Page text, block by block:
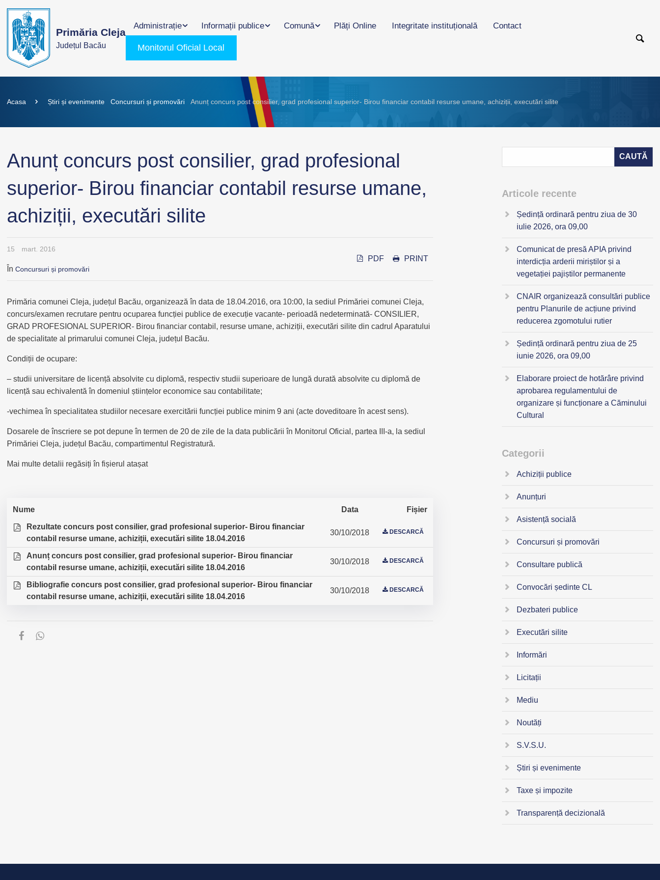
Primăria Cleja
Județul Bacău
Administrație Informații publice Comună Plăți Online Integritate instituțională Contact
Monitorul Oficial Local
Acasa Știri și evenimente Concursuri și promovări Anunț concurs post consilier, grad profesional superior- Birou financiar contabil resurse umane, achiziții, executări silite
Anunț concurs post consilier, grad profesional
superior- Birou financiar contabil resurse umane,
achiziții, executări silite
15 mart. 2016
În Concursuri și promovări
PDF PRINT
Primăria comunei Cleja, județul Bacău, organizează în data de 18.04.2016, ora 10:00, la sediul Primăriei comunei Cleja,
concurs/examen recrutare pentru ocuparea funcției publice de execuție vacante- perioadă nedeterminată- CONSILIER,
GRAD PROFESIONAL SUPERIOR- Birou financiar contabil, resurse umane, achiziții, executări silite din cadrul Aparatului
de specialitate al primarului comunei Cleja, județul Bacău.
Condiții de ocupare:
– studii universitare de licență absolvite cu diplomă, respectiv studii superioare de lungă durată absolvite cu diplomă de
licență sau echivalentă în domeniul științelor economice sau contabilitate;
-vechimea în specialitatea studiilor necesare exercitării funcției publice minim 9 ani (acte doveditoare în acest sens).
Dosarele de înscriere se pot depune în termen de 20 de zile de la data publicării în Monitorul Oficial, partea III-a, la sediul
Primăriei Cleja, județul Bacău, compartimentul Registratură.
Mai multe detalii regăsiți în fișierul atașat
Nume Data Fișier
Rezultate concurs post consilier, grad profesional superior- Birou financiar
contabil resurse umane, achiziții, executări silite 18.04.2016
30/10/2018 DESCARCĂ
Anunț concurs post consilier, grad profesional superior- Birou financiar
contabil resurse umane, achiziții, executări silite 18.04.2016
30/10/2018 DESCARCĂ
Bibliografie concurs post consilier, grad profesional superior- Birou financiar
contabil resurse umane, achiziții, executări silite 18.04.2016
30/10/2018 DESCARCĂ
Articole recente
Ședință ordinară pentru ziua de 30
iulie 2026, ora 09,00
Comunicat de presă APIA privind
interdicția arderii miriștilor și a
vegetației pajiștilor permanente
CNAIR organizează consultări publice
pentru Planurile de acțiune privind
reducerea zgomotului rutier
Ședință ordinară pentru ziua de 25
iunie 2026, ora 09,00
Elaborare proiect de hotărâre privind
aprobarea regulamentului de
organizare și funcționare a Căminului
Cultural
Categorii
Achiziții publice
Anunțuri
Asistență socială
Concursuri și promovări
Consultare publică
Convocări ședinte CL
Dezbateri publice
Executări silite
Informări
Licitații
Mediu
Noutăți
S.V.S.U.
Știri și evenimente
Taxe și impozite
Transparență decizională